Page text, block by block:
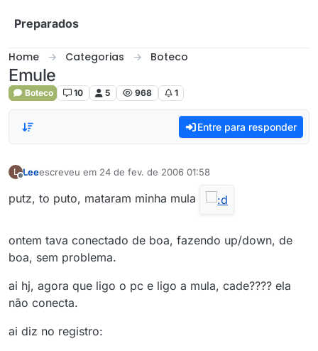
Preparados
Home Categorias Boteco
Emule
Boteco 10 5 968 1
Entre para responder
L Leeescreveu em 24 de fev. de 2006 01:58
última edição por
putz, to puto, mataram minha mula
ontem tava conectado de boa, fazendo up/down, de
boa, sem problema.
ai hj, agora que ligo o pc e ligo a mula, cade???? ela
não conecta.
ai diz no registro: